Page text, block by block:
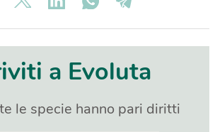
a Evoluta
le specie hanno pari diritti